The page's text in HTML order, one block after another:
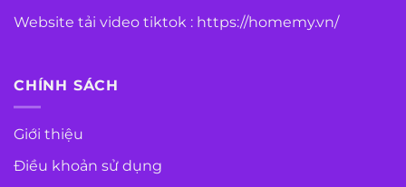
Website tải video tiktok : https://homemy.vn/
CHÍNH SÁCH
Giới thiệu
Điều khoản sử dụng